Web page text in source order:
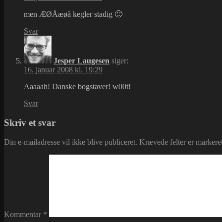
men ÆØÅæøå kegler stadig 🙁
Svar
Jesper Laugesen siger:
16. januar 2008 kl. 19:29
Aaaaah! Danske bogstaver! w00t!
Svar
Skriv et svar
Din e-mailadresse vil ikke blive publiceret. Krævede felter er
Kommentar *